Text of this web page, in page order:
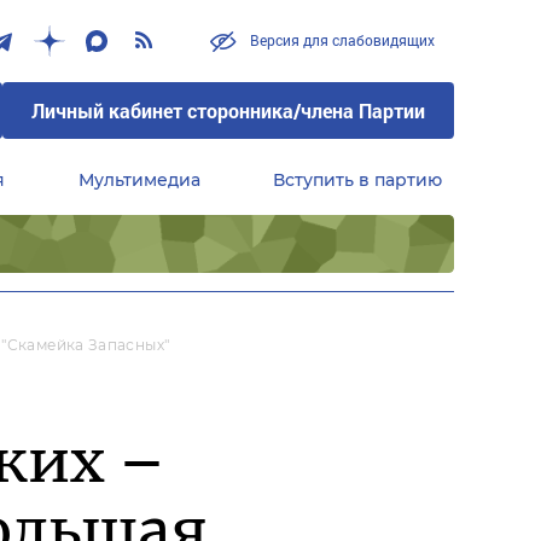
Версия для слабовидящих
Личный кабинет сторонника/члена Партии
Мультимедиа Вступить в партию
Запасных"
–